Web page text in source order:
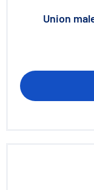
Union